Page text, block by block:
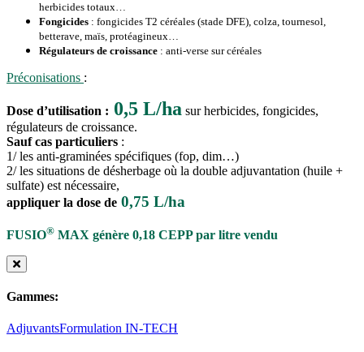
herbicides totaux…
Fongicides : fongicides T2 céréales (stade DFE), colza, tournesol,
betterave, maïs, protéagineux…
Régulateurs de croissance : anti-verse sur céréales
Préconisations :
Dose d’utilisation : 0,5 L/ha sur herbicides, fongicides,
régulateurs de croissance.
Sauf cas particuliers :
1/ les anti-graminées spécifiques (fop, dim…)
2/ les situations de désherbage où la double adjuvantation (huile +
sulfate) est nécessaire,
appliquer la dose de 0,75 L/ha
FUSIO® MAX génère 0,18 CEPP par litre vendu
Gammes:
AdjuvantsFormulation IN-TECH